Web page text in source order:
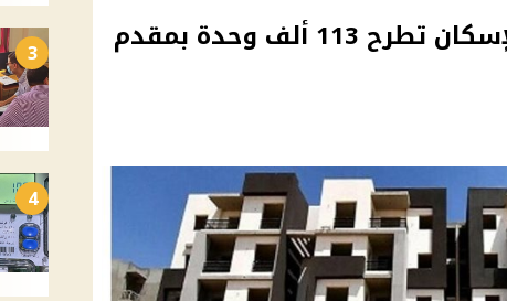
سكن لكل المصريين 7.. الإسكان تطرح 113 ألف وحدة بمقدم 3
4